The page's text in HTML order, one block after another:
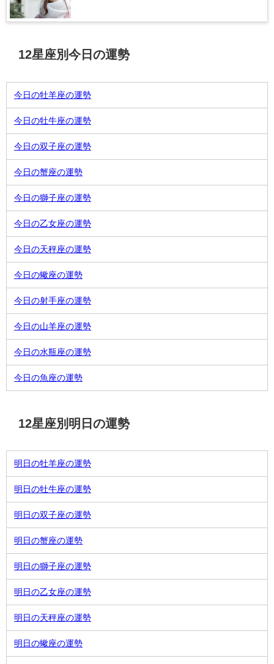
12星座別今日の運勢
今日の牡羊座の運勢
今日の牡牛座の運勢
今日の双子座の運勢
今日の蟹座の運勢
今日の獅子座の運勢
今日の乙女座の運勢
今日の天秤座の運勢
今日の蠍座の運勢
今日の射手座の運勢
今日の山羊座の運勢
今日の水瓶座の運勢
今日の魚座の運勢
12星座別明日の運勢
明日の牡羊座の運勢
明日の牡牛座の運勢
明日の双子座の運勢
明日の蟹座の運勢
明日の獅子座の運勢
明日の乙女座の運勢
明日の天秤座の運勢
明日の蠍座の運勢